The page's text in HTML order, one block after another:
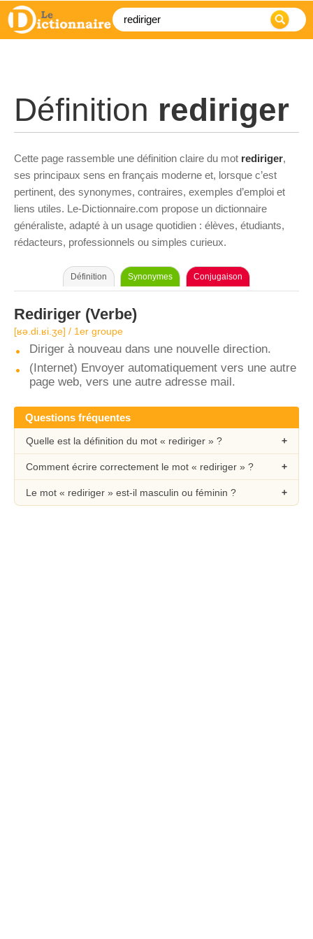
Définition rediriger
Cette page rassemble une définition claire du mot rediriger,
ses principaux sens en français moderne et, lorsque c’est
pertinent, des synonymes, contraires, exemples d’emploi et
liens utiles. Le-Dictionnaire.com propose un dictionnaire
généraliste, adapté à un usage quotidien : élèves, étudiants,
rédacteurs, professionnels ou simples curieux.
Définition Synonymes Conjugaison
Rediriger (Verbe)
[ʁə.di.ʁi.ʒe] / 1er groupe
Diriger à nouveau dans une nouvelle direction.
(Internet) Envoyer automatiquement vers une autre
page web, vers une autre adresse mail.
Questions fréquentes
Quelle est la définition du mot « rediriger » ?
Comment écrire correctement le mot « rediriger » ?
Le mot « rediriger » est-il masculin ou féminin ?